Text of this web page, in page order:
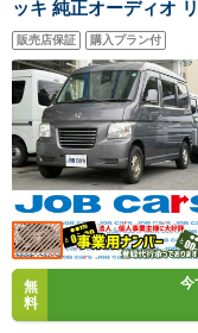
ッキ 純正オーディオ
プライバシーガラス
ック エアバック 光軸
可
販売店保証 購入プラン付
無
料
今